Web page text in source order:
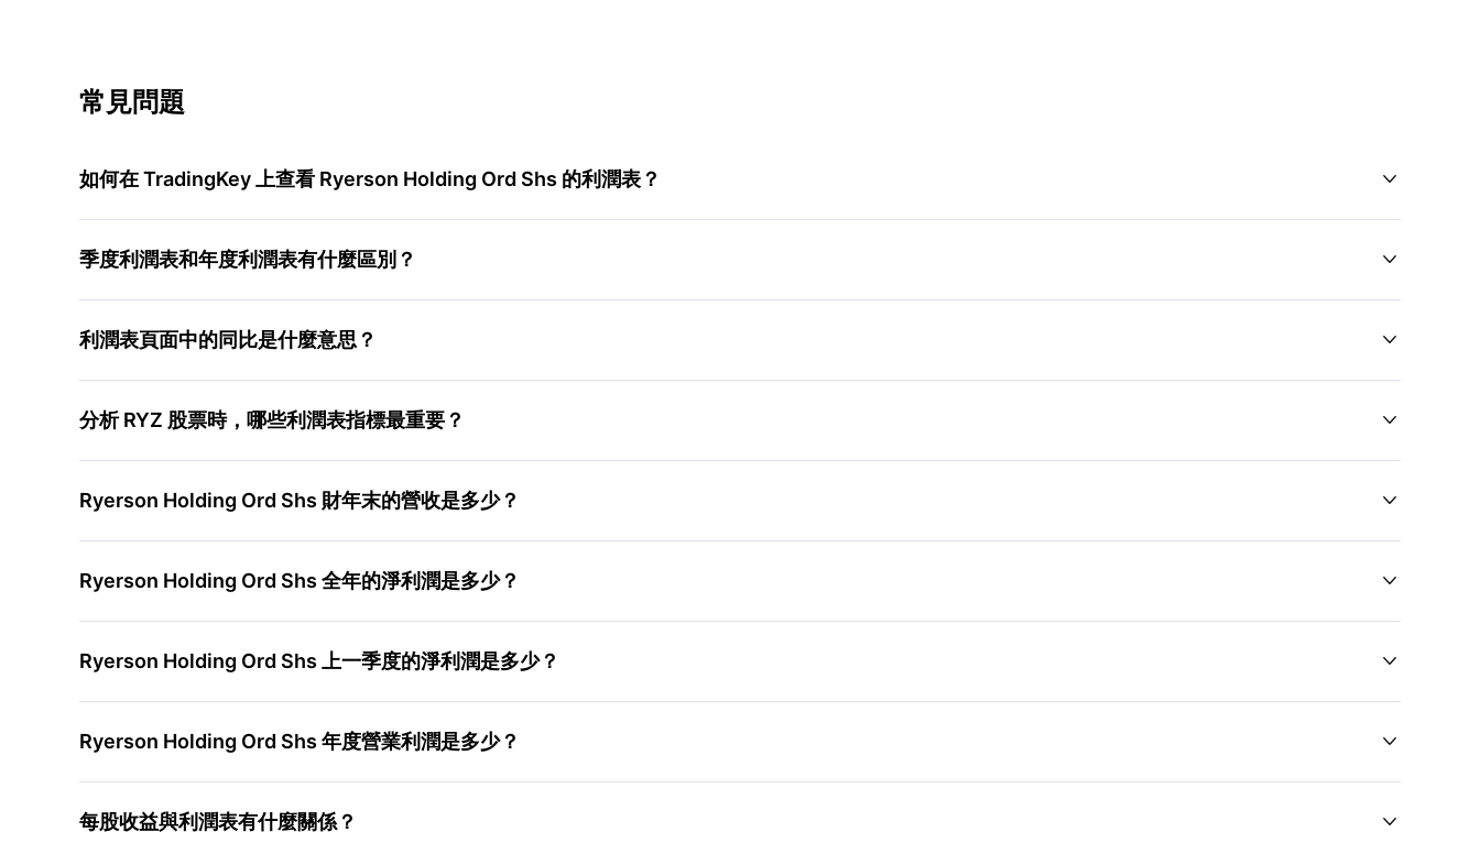
常見問題
如何在 TradingKey 上查看 Ryerson Holding Ord Shs 的利潤表？ 
季度利潤表和年度利潤表有什麼區別？ 
利潤表頁面中的同比是什麼意思？ 
分析 RYZ 股票時，哪些利潤表指標最重要？ 
Ryerson Holding Ord Shs 財年末的營收是多少？ 
Ryerson Holding Ord Shs 全年的淨利潤是多少？ 
Ryerson Holding Ord Shs 上一季度的淨利潤是多少？ 
Ryerson Holding Ord Shs 年度營業利潤是多少？ 
每股收益與利潤表有什麼關係？ 